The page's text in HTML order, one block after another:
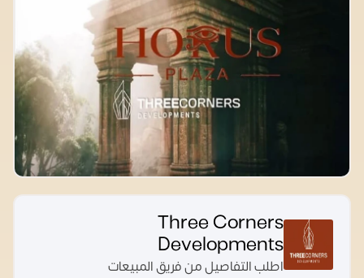
Three Corners
Developments
اطلب التفاصيل من فريق المبيعات